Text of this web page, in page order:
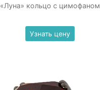
«Луна» кольцо с цимофаном
Узнать цену